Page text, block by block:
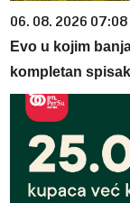
06. 08. 2026 07:08
Evo u kojim
kompletan